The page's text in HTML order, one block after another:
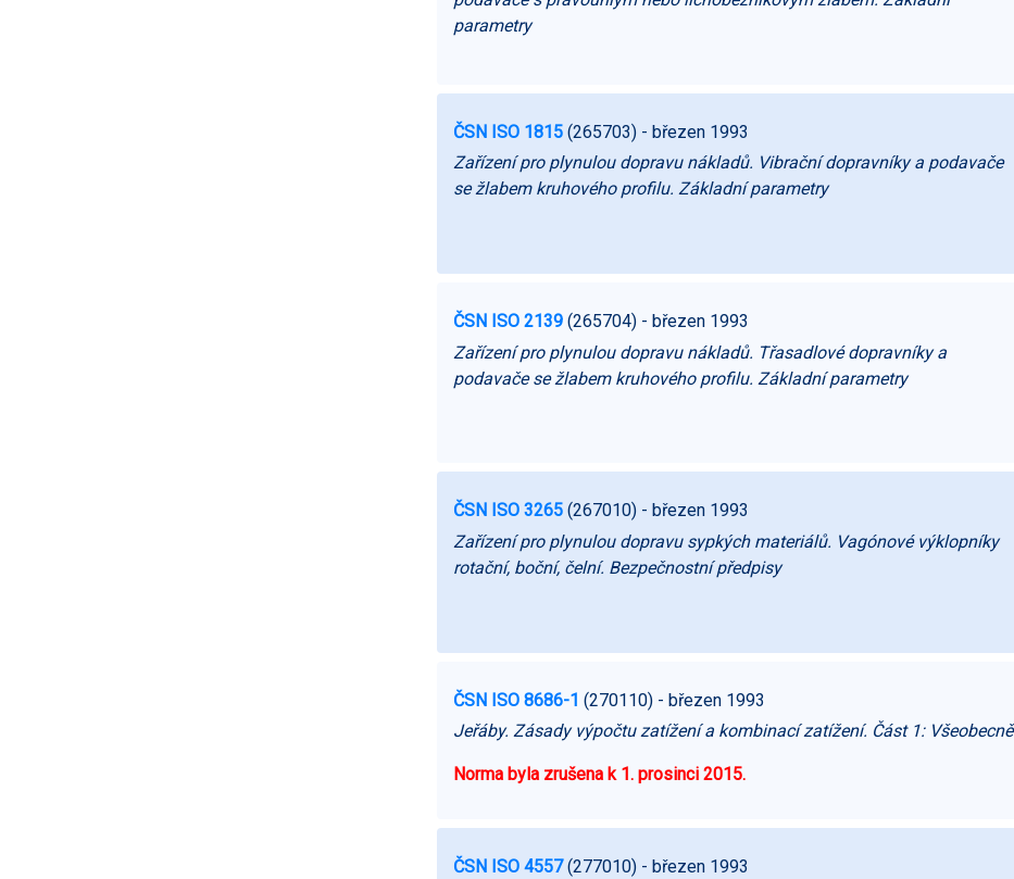
parametry
ČSN ISO 1815 (265703) - březen 1993
Zařízení pro plynulou dopravu nákladů. Vibrační dopravníky a podavače
se žlabem kruhového profilu. Základní parametry
ČSN ISO 2139 (265704) - březen 1993
Zařízení pro plynulou dopravu nákladů. Třasadlové dopravníky a
podavače se žlabem kruhového profilu. Základní parametry
ČSN ISO 3265 (267010) - březen 1993
Zařízení pro plynulou dopravu sypkých materiálů. Vagónové výklopníky
rotační, boční, čelní. Bezpečnostní předpisy
ČSN ISO 8686-1 (270110) - březen 1993
Jeřáby. Zásady výpočtu zatížení a kombinací zatížení. Část 1: Všeobecně
Norma byla zrušena k 1. prosinci 2015.
ČSN ISO 4557(277010) - březen 1993